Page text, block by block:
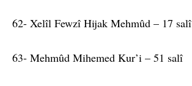
62- Xelîl Fewzî Hijak Mehmûd – 17 salî
63- Mehmûd Mihemed Kur’i – 51 salî